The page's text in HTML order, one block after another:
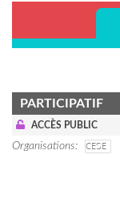
PARTICIPATIF
ACCÈS PUBLIC
Organisations CESE